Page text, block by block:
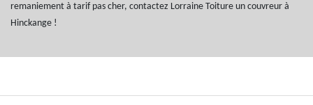
remaniement à tarif pas cher, contactez Lorraine Toiture un couvreur à
Hinckange !